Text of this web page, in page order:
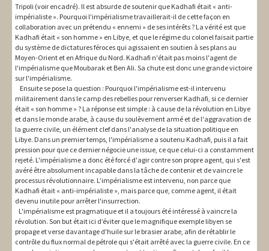
Tripoli (voir encadré). Il est absurde de soutenir que Kadhafi était « anti-
impérialiste ». Pourquoi l'impérialisme travaillerait-il de cette façon en
collaboration avec un prétendu « ennemi » de ses intérêts ? La vérité est que
Kadhafi était « son homme » en Libye, et que le régime du colonel faisait partie
du système de dictatures féroces qui agissaient en soutien à ses plans au
Moyen-Orient et en Afrique du Nord. Kadhafi n'était pas moins l'agent de
l'impérialisme que Moubarak et Ben Ali. Sa chute est donc une grande victoire
sur l'impérialisme.
Ensuite se pose la question : Pourquoi l'impérialisme est-il intervenu
militairement dans le camp des rebelles pour renverser Kadhafi, si ce dernier
était « son homme » ? La réponse est simple : à cause de la révolution en Libye
et dans le monde arabe, à cause du soulèvement armé et de l'aggravation de
la guerre civile, un élément clef dans l'analyse de la situation politique en
Libye. Dans un premier temps, l'impérialisme a soutenu Kadhafi, puis il a fait
pression pour que ce dernier négocie une issue, ce que celui-ci a constamment
rejeté. L'impérialisme a donc été forcé d'agir contre son propre agent, qui s'est
avéré être absolument incapable dans la tâche de contenir et de vaincre le
processus révolutionnaire. L’impérialisme est intervenu, non parce que
Kadhafi était « anti-impérialiste », mais parce que, comme agent, il était
devenu inutile pour arrêter l'insurrection.
L'impérialisme est pragmatique et il a toujours été intéressé à vaincre la
révolution. Son but était ici d’éviter que le magnifique exemple libyen se
propage et verse davantage d'huile sur le brasier arabe, afin de rétablir le
contrôle du flux normal de pétrole qui s'était arrêté avec la guerre civile. En ce